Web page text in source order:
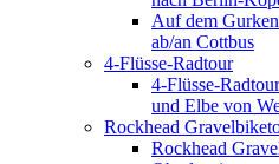
Auf dem
ab/an Cottbus
4-Flüsse-Radtour
4-Flüsse-
und Elbe von
Rockhead
Rockhead